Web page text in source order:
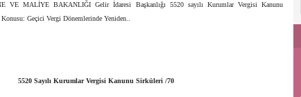
VE MALİYE BAKANLIĞI Gelir İdaresi Başkanlığı 5520 sayılı Kurumlar Vergisi Kanunu
Geçici Vergi Dönemlerinde Yeniden..
5520 Sayılı Kurumlar Vergisi Kanunu Sirküleri /70